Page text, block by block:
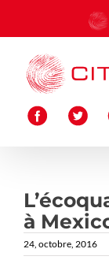
contenu
à
24, octobre, 2016